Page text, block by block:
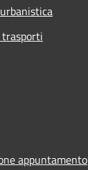
appuntamento